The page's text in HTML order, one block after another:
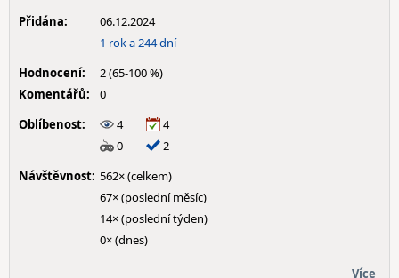
Přidána:
06.12.2024
1 rok a 244 dní
Hodnocení:
2 (65-100 %)
Komentářů:
0
Oblíbenost:
4
4
0
2
Návštěvnost: 562× (celkem)
67× (poslední měsíc)
14× (poslední týden)
0× (dnes)
Více